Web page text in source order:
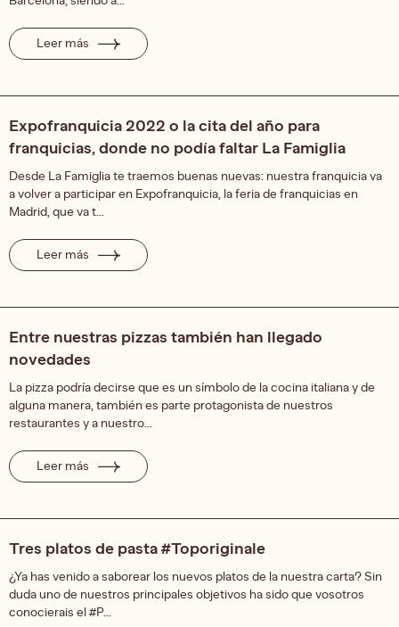
Leer más
Expofranquicia 2022 o la cita del año para
franquicias, donde no podía faltar La Famiglia
Desde La Famiglia te traemos buenas nuevas: nuestra franquicia va
a volver a participar en Expofranquicia, la feria de franquicias en
Madrid, que va t...
Leer más
Entre nuestras pizzas también han llegado
novedades
La pizza podría decirse que es un símbolo de la cocina italiana y de
alguna manera, también es parte protagonista de nuestros
restaurantes y a nuestro...
Leer más
Tres platos de pasta #Toporiginale
¿Ya has venido a saborear los nuevos platos de la nuestra carta? Sin
duda uno de nuestros principales objetivos ha sido que vosotros
conocierais el #P...